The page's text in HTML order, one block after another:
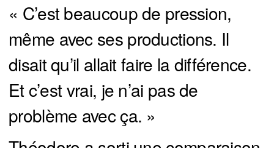
« C’est beaucoup de pression,
même avec ses productions. Il
disait qu’il allait faire la différence.
Et c’est vrai, je n’ai pas de
problème avec ça. »